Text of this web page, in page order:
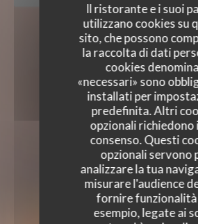
Il ristorante e i suoi
utilizzano cookies su
sito, che possono
la raccolta di dati
cookies
«necessari» sono
installati per
predefinita. Altri
opzionali richiedono
consenso. Questi
opzionali servono
analizzare la tua
misurare l'audience
fornire funzionalità
esempio, legate ai